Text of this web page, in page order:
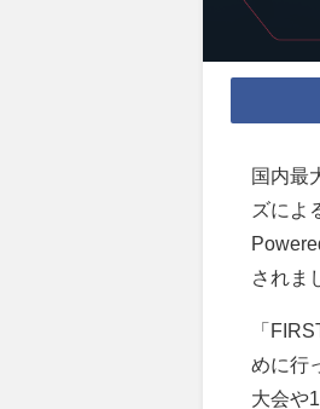
国内最
ズによ
されま
「
めに行
大会や